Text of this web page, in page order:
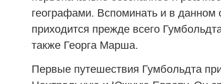
географами. Вспоминать и в данном
приходится прежде всего
также Георга Марша.
Первые путешествия Гумбольдта